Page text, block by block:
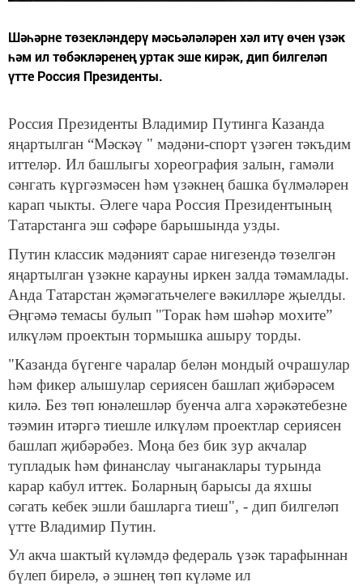
Шәһәрне төзекләндерү мәсьәләләрен хәл итү өчен үзәк
һәм ил төбәкләренең уртак эше кирәк, дип билгеләп
үтте Россия Президенты.
Россия Президенты Владимир Путинга Казанда
яңартылган “Мәскәү " мәдәни-спорт үзәген тәкъдим
иттеләр. Ил башлыгы хореография залын, гамәли
сәнгать күргәзмәсен һәм үзәкнең башка бүлмәләрен
карап чыкты. Әлеге чара Россия Президентының
Татарстанга эш сәфәре барышында узды.
Путин классик мәдәният сарае нигезендә төзелгән
яңартылган үзәкне карауны иркен залда тәмамлады.
Анда Татарстан җәмәгатьчелеге вәкилләре җыелды.
Әңгәмә темасы булып "Торак һәм шәһәр мохите”
илкүләм проектын тормышка ашыру торды.
"Казанда бүгенге чаралар белән мондый очрашулар
һәм фикер алышулар сериясен башлап җибәрәсем
килә. Без төп юнәлешләр буенча алга хәрәкәтебезне
тәэмин итәргә тиешле илкүләм проектлар сериясен
башлап җибәрәбез. Моңа без бик зур акчалар
тупладык һәм финанслау чыганаклары турында
карар кабул иттек. Боларның барысы да яхшы
сәгать кебек эшли башларга тиеш", - дип билгеләп
үтте Владимир Путин.
Ул акча шактый күләмдә федераль үзәк тарафыннан
бүлеп бирелә, ә эшнең төп күләме ил